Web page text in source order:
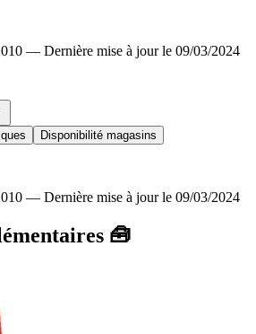
— Dernière mise à jour le 09/03/2024
Disponibilité magasins
— Dernière mise à jour le 09/03/2024
🧰